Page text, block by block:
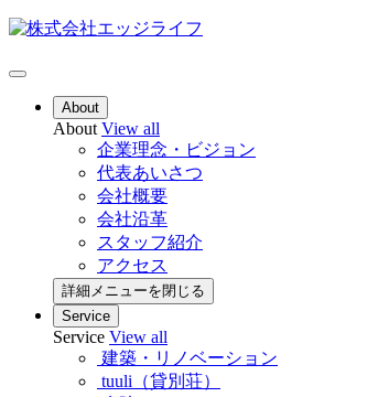
About
About View all
企業理念・ビジョン
代表あいさつ
会社概要
会社沿革
スタッフ紹介
アクセス
詳細メニューを閉じる
Service
Service View all
建築・リノベーション
tuuli（貸別荘）